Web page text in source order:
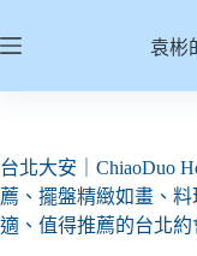
至
容
袁彬
台北大安｜ChiaoDuo
薦、擺盤精緻如畫、
適、值得推薦的台北約